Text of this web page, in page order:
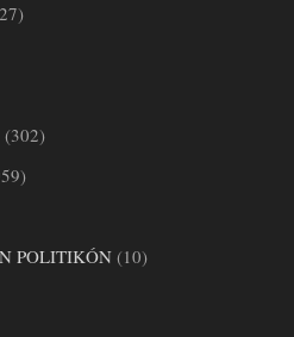
(302)
POLITIKÓN (10)